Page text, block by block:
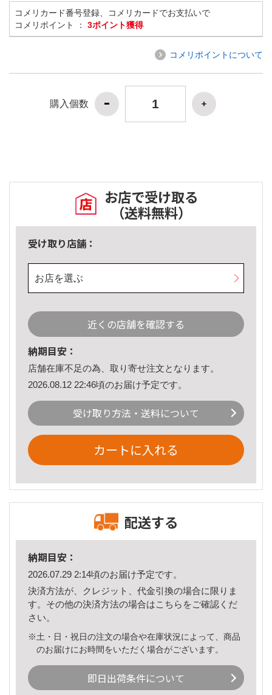
コメリカード番号登録、コメリカードでお支払いで
コメリポイント ： 3ポイント獲得
コメリポイントについて
購入個数
お店で受け取る
（送料無料）
受け取り店舗：
お店を選ぶ
近くの店舗を確認する
納期目安：
店舗在庫不足の為、取り寄せ注文となります。
2026.08.12 22:46頃のお届け予定です。
受け取り方法・送料について
カートに入れる
配送する
納期目安：
2026.07.29 2:14頃のお届け予定です。
決済方法が、クレジット、代金引換の場合に限りま
す。その他の決済方法の場合はこちら をご確認くだ
さい。
※土・日・祝日の注文の場合や在庫状況によって、商品
のお届けにお時間をいただく場合がございます。
即日出荷条件について